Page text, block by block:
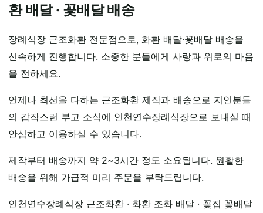
환 배달 · 꽃배달 배송
장례식장 근조화환 전문점으로, 화환 배달·꽃배달 배송을
신속하게 진행합니다. 소중한 분들에게 사랑과 위로의 마음
을 전하세요.
언제나 최선을 다하는 근조화환 제작과 배송으로 지인분들
의 갑작스런 부고 소식에 인천연수장례식장으로 보내실 때
안심하고 이용하실 수 있습니다.
제작부터 배송까지 약 2~3시간 정도 소요됩니다. 원활한
배송을 위해 가급적 미리 주문을 부탁드립니다.
인천연수장례식장 근조화환 · 화환 조화 배달 · 꽃집 꽃배달